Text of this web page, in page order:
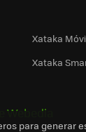
Xataka
Xataka
para generar